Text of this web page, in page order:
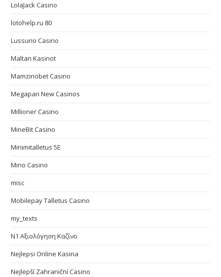
LolaJack Casino
lotohelp.ru 80
Lussurio Casino
Maltan Kasinot
Mamzinobet Casino
Megapari New Casinos
Millioner Casino
MineBit Casino
Minimitalletus 5E
Mino Casino
misc
Mobilepay Talletus Casino
my_texts
N1 Αξιολόγηση Καζίνο
Nejlepsi Online Kasina
Nejlepší Zahraniční Casino